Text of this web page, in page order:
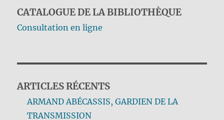
CATALOGUE DE LA BIBLIOTHÈQUE
Consultation en ligne
ARTICLES RÉCENTS
ARMAND ABÉCASSIS, GARDIEN DE LA
TRANSMISSION